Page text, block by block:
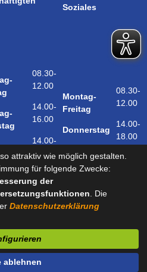
Soziales
08.30-
12.00
14.00-
16.00
14.00-
18.00
Montag-
Freitag
Donnerstag
08.30-
12.00
14.00-
18.00
Datenschutz Barrierefreiheit
attraktiv wie möglich gestalten.
für folgende Zwecke:
der
. Die
Datenschutzerklärung
ablehnen